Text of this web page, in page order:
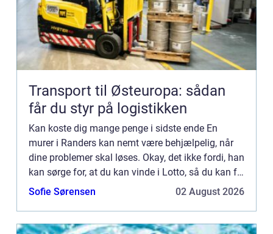
Transport til Østeuropa: sådan
får du styr på logistikken
Kan koste dig mange penge i sidste ende En
murer i Randers kan nemt være behjælpelig, når
dine problemer skal løses. Okay, det ikke fordi, han
kan sørge for, at du kan vinde i Lotto, så du kan få
dig den Louis Vuitton taske, du gerne vil have.
Sofie Sørensen 02 August 2026